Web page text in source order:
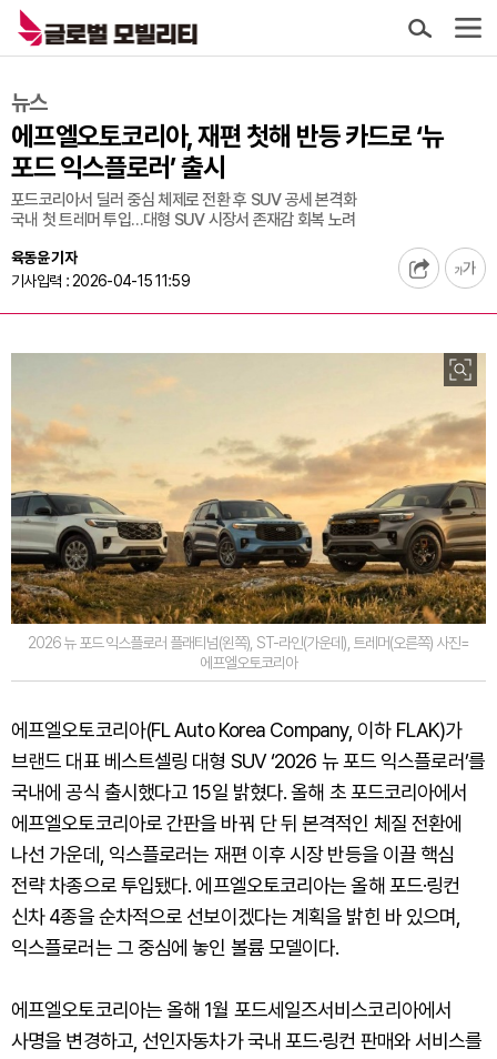
뉴스
에프엘오토코리아, 재편 첫해 반등 카드로 ‘뉴
포드 익스플로러’ 출시
포드코리아서 딜러 중심 체제로 전환 후 SUV 공세 본격화
국내 첫 트레머 투입…대형 SUV 시장서 존재감 회복 노려
육동윤 기자
기사입력 : 2026-04-15 11:59
2026 뉴 포드 익스플로러 플래티넘(왼쪽), ST-라인(가운데), 트레머(오른쪽) 사진=
에프엘오토코리아
에프엘오토코리아(FL Auto Korea Company, 이하 FLAK)가
브랜드 대표 베스트셀링 대형 SUV ‘2026 뉴 포드 익스플로러’를
국내에 공식 출시했다고 15일 밝혔다. 올해 초 포드코리아에서
에프엘오토코리아로 간판을 바꿔 단 뒤 본격적인 체질 전환에
나선 가운데, 익스플로러는 재편 이후 시장 반등을 이끌 핵심
전략 차종으로 투입됐다. 에프엘오토코리아는 올해 포드·링컨
신차 4종을 순차적으로 선보이겠다는 계획을 밝힌 바 있으며,
익스플로러는 그 중심에 놓인 볼륨 모델이다.
에프엘오토코리아는 올해 1월 포드세일즈서비스코리아에서
사명을 변경하고, 선인자동차가 국내 포드·링컨 판매와 서비스를